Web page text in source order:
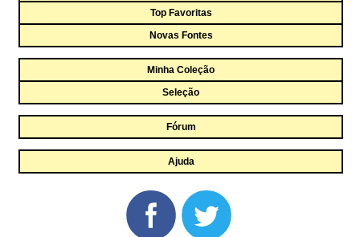
Top Favoritas
Novas Fontes
Minha Coleção
Seleção
Fórum
Ajuda